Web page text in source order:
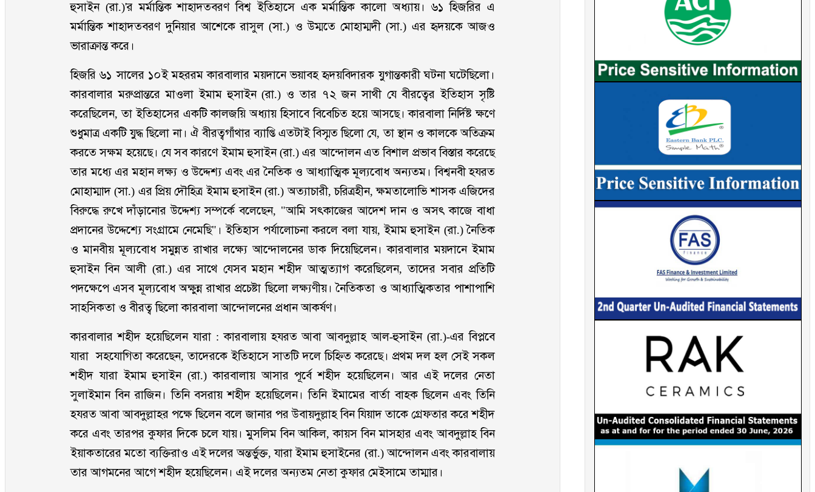
হুসাইন (রা.)'র মর্মান্তিক শাহাদতবরণ বিশ্ব ইতিহাসে এক মর্মান্তিক কালো অধ্যায়। ৬১ হিজরির এ
মর্মান্তিক শাহাদতবরণ দুনিয়ার আশেকে রাসুল (সা.) ও উম্মতে মোহাম্মদী (সা.) এর হৃদয়কে আজও
ভারাক্রান্ত করে।
হিজরি ৬১ সালের ১০ই মহররম কারবালার ময়দানে ভয়াবহ হৃদয়বিদারক যুগান্তকারী ঘটনা ঘটেছিলো।
কারবালার মরুপ্রান্তরে মাওলা ইমাম হুসাইন (রা.) ও তার ৭২ জন সাথী যে বীরত্বের ইতিহাস সৃষ্টি
করেছিলেন, তা ইতিহাসের একটি কালজয়ি অধ্যায় হিসাবে বিবেচিত হয়ে আসছে। কারবালা নির্দিষ্ট ক্ষণে
শুধুমাত্র একটি যুদ্ধ ছিলো না। ঐ বীরত্বগাঁথার ব্যাপ্তি এতটাই বিস্মৃত ছিলো যে, তা স্থান ও কালকে অতিক্রম
করতে সক্ষম হয়েছে। যে সব কারণে ইমাম হুসাইন (রা.) এর আন্দোলন এত বিশাল প্রভাব বিস্তার করেছে
তার মধ্যে এর মহান লক্ষ্য ও উদ্দেশ্য এবং এর নৈতিক ও আধ্যাত্মিক মূল্যবোধ অন্যতম। বিশ্বনবী হযরত
মোহাম্মাদ (সা.) এর প্রিয় দৌহিত্র ইমাম হুসাইন (রা.) অত্যাচারী, চরিত্রহীন, ক্ষমতালোভি শাসক এজিদের
বিরুদ্ধে রুখে দাঁড়ানোর উদ্দেশ্য সম্পর্কে বলেছেন, "আমি সৎকাজের আদেশ দান ও অসৎ কাজে বাধা
প্রদানের উদ্দেশ্যে সংগ্রামে নেমেছি"। ইতিহাস পর্যালোচনা করলে বলা যায়, ইমাম হুসাইন (রা.) নৈতিক
ও মানবীয় মূল্যবোধ সমুন্নত রাখার লক্ষ্যে আন্দোলনের ডাক দিয়েছিলেন। কারবালার ময়দানে ইমাম
হুসাইন বিন আলী (রা.) এর সাথে যেসব মহান শহীদ আত্মত্যাগ করেছিলেন, তাদের সবার প্রতিটি
পদক্ষেপে এসব মূল্যবোধ অক্ষুন্ন রাখার প্রচেষ্টা ছিলো লক্ষ্যণীয়। নৈতিকতা ও আধ্যাত্মিকতার পাশাপাশি
সাহসিকতা ও বীরত্ব ছিলো কারবালা আন্দোলনের প্রধান আকর্ষণ।
কারবালার শহীদ হয়েছিলেন যারা : কারবালায় হযরত আবা আবদুল্লাহ আল-হুসাইন (রা.)-এর বিপ্লবে
যারা সহযোগিতা করেছেন, তাদেরকে ইতিহাসে সাতটি দলে চিহ্নিত করেছে। প্রথম দল হল সেই সকল
শহীদ যারা ইমাম হুসাইন (রা.) কারবালায় আসার পূর্বে শহীদ হয়েছিলেন। আর এই দলের নেতা
সুলাইমান বিন রাজিন। তিনি বসরায় শহীদ হয়েছিলেন। তিনি ইমামের বার্তা বাহক ছিলেন এবং তিনি
হযরত আবা আবদুল্লাহর পক্ষে ছিলেন বলে জানার পর উবায়দুল্লাহ বিন যিয়াদ তাকে গ্রেফতার করে শহীদ
করে এবং তারপর কুফার দিকে চলে যায়। মুসলিম বিন আকিল, কায়স বিন মাসহার এবং আবদুল্লাহ বিন
ইয়াকতারের মতো ব্যক্তিরাও এই দলের অন্তর্ভুক্ত, যারা ইমাম হুসাইনের (রা.) আন্দোলন এবং কারবালায়
তার আগমনের আগে শহীদ হয়েছিলেন। এই দলের অন্যতম নেতা কুফার মেইসামে তাম্মার।